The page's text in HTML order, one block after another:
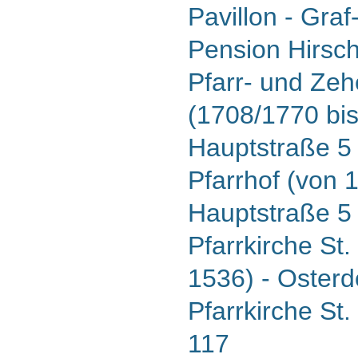
Pavillon -
Pension
Pfarr- und
(1708/1770
Hauptstraße
Pfarrhof (von
Hauptstraße
Pfarrkirche
1536) -
Pfarrkirche
117